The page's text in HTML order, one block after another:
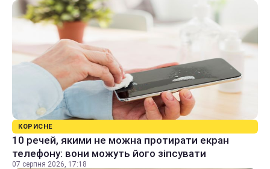
КОРИСНЕ
10 речей, якими не можна протирати екран
телефону: вони можуть його зіпсувати
07 серпня 2026, 17:18